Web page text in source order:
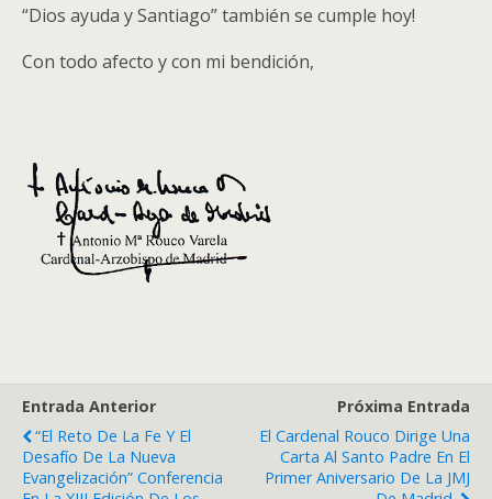
“Dios ayuda y Santiago” también se cumple hoy!
Con todo afecto y con mi bendición,
Entrada Anterior
“El Reto De La Fe Y El
Desafío De La Nueva
Evangelización” Conferencia
Próxima Entrada
El Cardenal Rouco Dirige Una
Carta Al Santo Padre En El
Primer Aniversario De La JMJ